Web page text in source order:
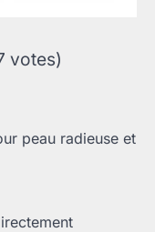
votes)
peau radieuse et